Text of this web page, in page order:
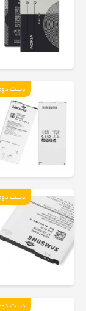
دست
دست
دست